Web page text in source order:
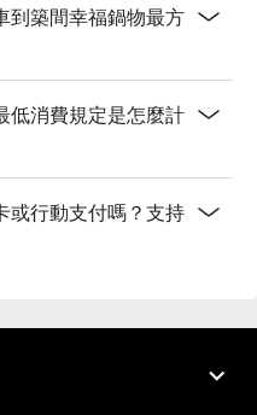
到築間幸福鍋物最方
低消費規定是怎麼計
或行動支付嗎？支持